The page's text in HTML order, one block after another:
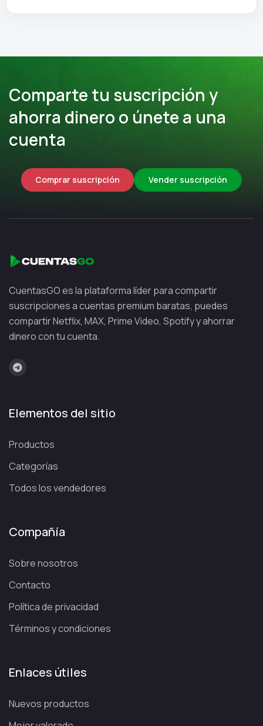
Comparte tu suscripción y
ahorra dinero o únete a una
cuenta
Comprar suscripción Vender suscripción
CuentasGO es la plataforma líder para compartir
suscripciones a cuentas premium baratas, puedes
compartir Netflix, MAX, Prime Video, Spotify y ahorrar
dinero con tu cuenta.
Elementos del sitio
Productos
Categorías
Todos los vendedores
Compañía
Sobre nosotros
Contacto
Política de privacidad
Términos y condiciones
Enlaces útiles
Nuevos productos